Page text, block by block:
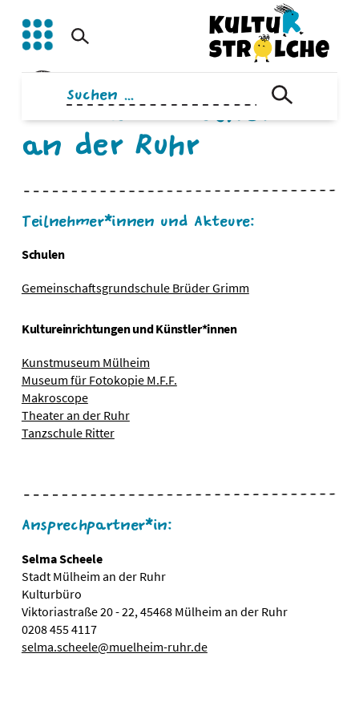
Inhalt
springen
Suchen
nach:
Stadt Mülheim
an der Ruhr
Teilnehmer*innen und Akteure:
Schulen
Gemeinschaftsgrundschule Brüder Grimm
Kultureinrichtungen und Künstler*innen
Kunstmuseum Mülheim
Museum für Fotokopie M.F.F.
Makroscope
Theater an der Ruhr
Tanzschule Ritter
Ansprechpartner*in:
Selma Scheele
Stadt Mülheim an der Ruhr
Kulturbüro
Viktoriastraße 20 - 22, 45468 Mülheim an der Ruhr
0208 455 4117
selma.scheele@muelheim-ruhr.de